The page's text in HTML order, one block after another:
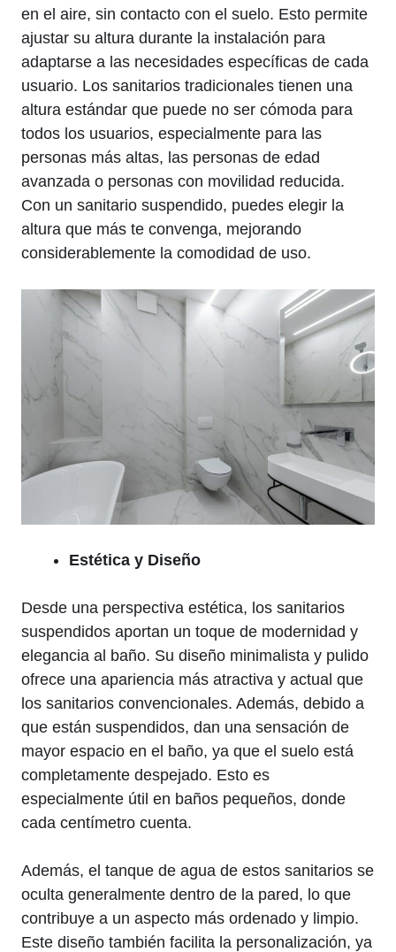
en el aire, sin contacto con el suelo. Esto permite
ajustar su altura durante la instalación para
adaptarse a las necesidades específicas de cada
usuario. Los sanitarios tradicionales tienen una
altura estándar que puede no ser cómoda para
todos los usuarios, especialmente para las
personas más altas, las personas de edad
avanzada o personas con movilidad reducida.
Con un sanitario suspendido, puedes elegir la
altura que más te convenga, mejorando
considerablemente la comodidad de uso.
Estética y Diseño
Desde una perspectiva estética, los sanitarios
suspendidos aportan un toque de modernidad y
elegancia al baño. Su diseño minimalista y pulido
ofrece una apariencia más atractiva y actual que
los sanitarios convencionales. Además, debido a
que están suspendidos, dan una sensación de
mayor espacio en el baño, ya que el suelo está
completamente despejado. Esto es
especialmente útil en baños pequeños, donde
cada centímetro cuenta.
Además, el tanque de agua de estos sanitarios se
oculta generalmente dentro de la pared, lo que
contribuye a un aspecto más ordenado y limpio.
Este diseño también facilita la personalización, ya